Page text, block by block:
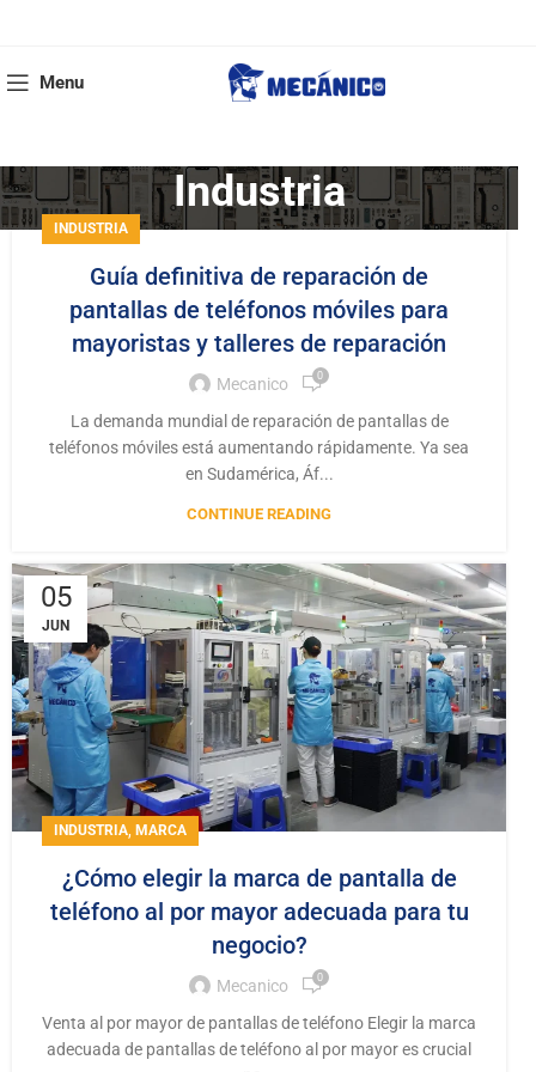
Menu
Industria
INDUSTRIA
Guía definitiva de reparación de
pantallas de teléfonos móviles para
mayoristas y talleres de reparación
Mecanico 0
La demanda mundial de reparación de pantallas de
teléfonos móviles está aumentando rápidamente. Ya sea
en Sudamérica, Áf...
CONTINUE READING
05
JUN
INDUSTRIA, MARCA
¿Cómo elegir la marca de pantalla de
teléfono al por mayor adecuada para tu
negocio?
Mecanico 0
Venta al por mayor de pantallas de teléfono Elegir la marca
adecuada de pantallas de teléfono al por mayor es crucial